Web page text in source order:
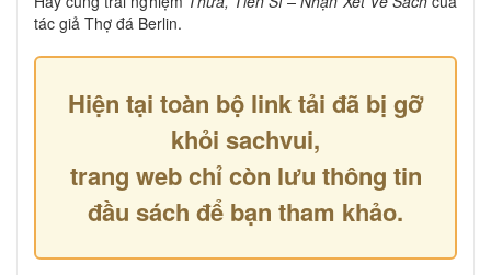
tác giả Thợ đá Berlin.
Hiện tại toàn bộ link tải đã bị gỡ
khỏi sachvui,
trang web chỉ còn lưu thông tin
đầu sách để bạn tham khảo.